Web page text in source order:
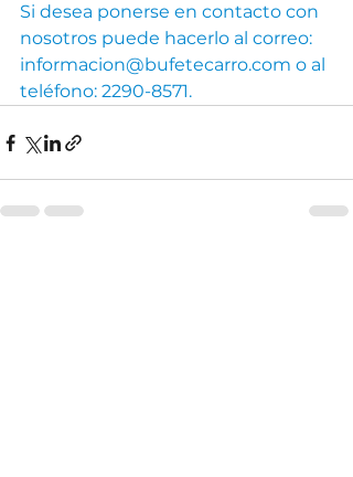
Si desea ponerse en contacto con
nosotros puede hacerlo al correo:
informacion@bufetecarro.com o al
teléfono: 2290-8571.